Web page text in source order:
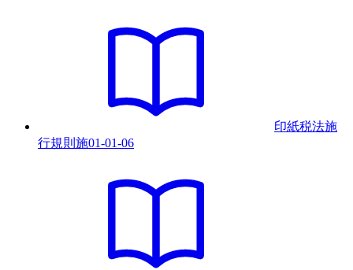
印紙税法施
行規則 施01-01-06